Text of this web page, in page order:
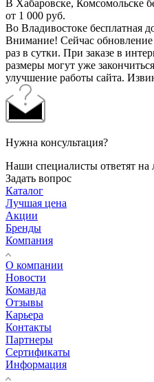
В Хабаровске, Комсомольске
от 1 000 руб.
Во Владивостоке бесплатная
Внимание! Сейчас
раз в сутки. При заказе в
размеры могут уже
улучшение работы сайта.
Нужна консультация?
Наши специалисты ответят
Задать вопрос
Каталог
Лучшая цена
Акции
Бренды
Компания
О компании
Новости
Команда
Отзывы
Карьера
Контакты
Партнеры
Сертификаты
Информация